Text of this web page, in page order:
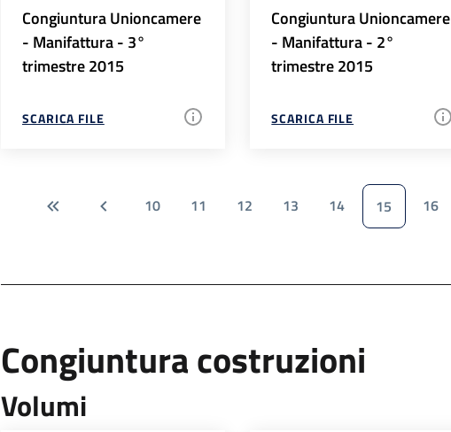
Congiuntura Unioncamere
- Manifattura - 3°
trimestre 2015
SCARICA FILE
Congiuntura Unioncamere
- Manifattura - 2°
trimestre 2015
SCARICA FILE
10 11 12 13 14 15 16
Congiuntura costruzioni
Volumi